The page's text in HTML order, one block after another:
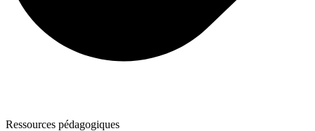
Ressources pédagogiques